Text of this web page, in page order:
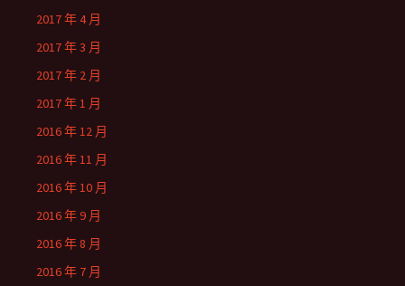
2017 年 4 月
2017 年 3 月
2017 年 2 月
2017 年 1 月
2016 年 12 月
2016 年 11 月
2016 年 10 月
2016 年 9 月
2016 年 8 月
2016 年 7 月